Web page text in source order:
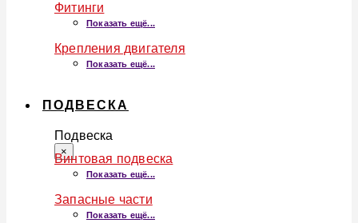
Фитинги
Показать ещё...
Крепления двигателя
Показать ещё...
ПОДВЕСКА
Подвеска
×
Винтовая подвеска
Показать ещё...
Запасные части
Показать ещё...